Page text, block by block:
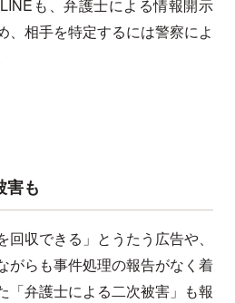
も、弁護士による情報開示
、相手を特定するには警察によ
害も
収できる」とうたう広告や、
がらも事件処理の報告がなく着
「弁護士による二次被害」も報